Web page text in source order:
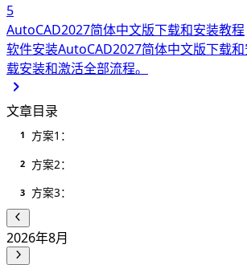
5
AutoCAD2027简体中文版下载和安装教程
软件安装AutoCAD2027简体中文版下载
载安装和激活全部流程。
文章目录
1 方案1：
2 方案2：
3 方案3：
2026年8月